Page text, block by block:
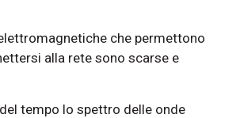
che permettono
alla rete sono scarse e
tempo lo spettro delle onde